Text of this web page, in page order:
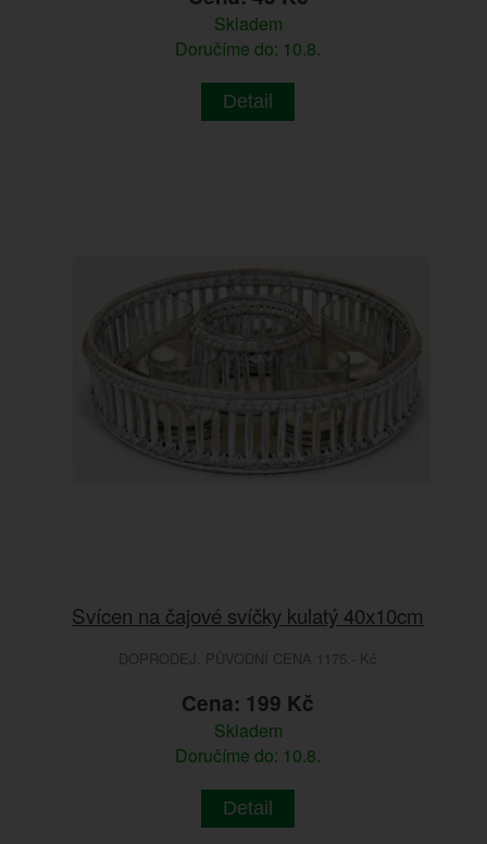
Skladem
Doručíme do: 10.8.
Detail
Svícen na čajové svíčky kulatý 40x10cm
DOPRODEJ. PŮVODNÍ CENA 1175.- Kč
Cena: 199 Kč
Skladem
Doručíme do: 10.8.
Detail